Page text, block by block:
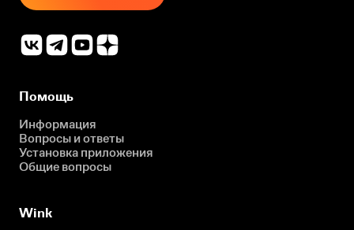
Помощь
Информация
Вопросы и ответы
Установка приложения
Общие вопросы
Wink